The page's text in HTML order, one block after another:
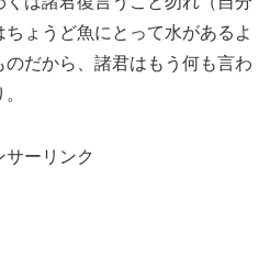
ょうど魚にとって水があるよ
のだから、諸君はもう何も言わ
サーリンク